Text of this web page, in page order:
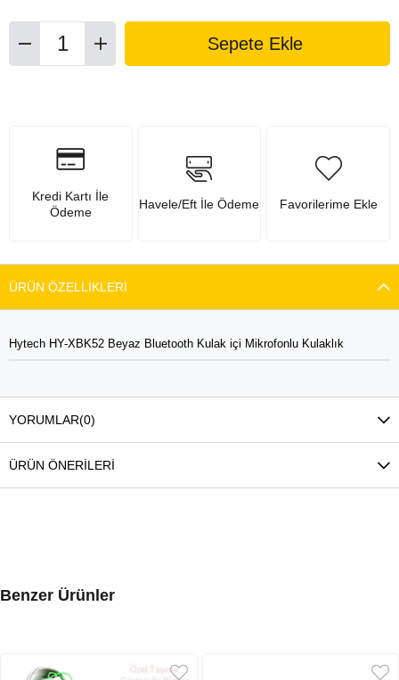
Kredi Kartı İle
Ödeme
Havele/Eft İle Ödeme Favorilerime Ekle
ÜRÜN ÖZELLIKLERI
Hytech HY-XBK52 Beyaz Bluetooth Kulak içi Mikrofonlu Kulaklık
YORUMLAR(0)
ÜRÜN ÖNERILERI
Benzer Ürünler